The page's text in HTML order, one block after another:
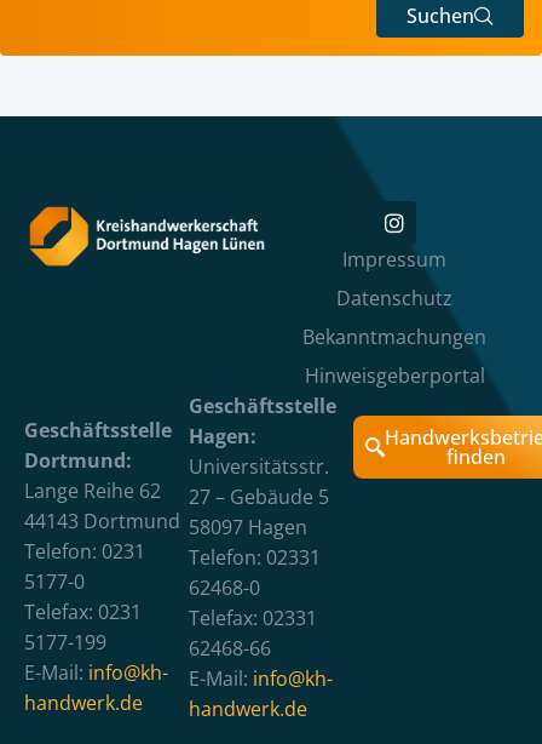
Suchen
Impressum
Datenschutz
Bekanntmachungen
Hinweisgeberportal
Geschäftsstelle
Dortmund:
Lange Reihe 62
44143 Dortmund
Telefon: 0231
5177-0
Telefax: 0231
5177-199
E-Mail: info@kh-
handwerk.de
Geschäftsstelle
Hagen:
Universitätsstr.
27 – Gebäude 5
58097 Hagen
Telefon: 02331
62468-0
Telefax: 02331
62468-66
E-Mail: info@kh-
handwerk.de
finden